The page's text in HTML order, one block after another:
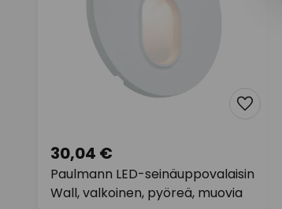
Paulmann LED-seinäuppovalaisin
Wall, valkoinen, pyöreä, muovia
30,04 €